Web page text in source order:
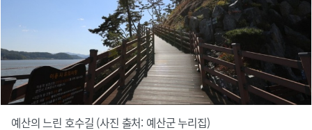
예산의 느린 호수길 (사진 출처: 예산군 누리집)